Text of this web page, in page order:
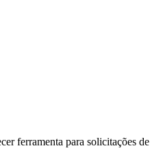
ferramenta para solicitações de